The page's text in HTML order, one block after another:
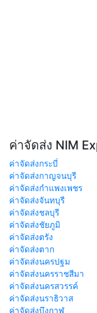
ค่าจัดส่ง NIM
ค่าจัดส่งกระบี่
ค่าจัดส่งกาญจนบุรี
ค่าจัดส่งกำแพงเพชร
ค่าจัดส่งจันทบุรี
ค่าจัดส่งชลบุรี
ค่าจัดส่งชัยภูมิ
ค่าจัดส่งตรัง
ค่าจัดส่งตาก
ค่าจัดส่งนครปฐม
ค่าจัดส่งนครราชสีมา
ค่าจัดส่งนครสวรรค์
ค่าจัดส่งนราธิวาส
ค่าจัดส่งบึงกาฬ